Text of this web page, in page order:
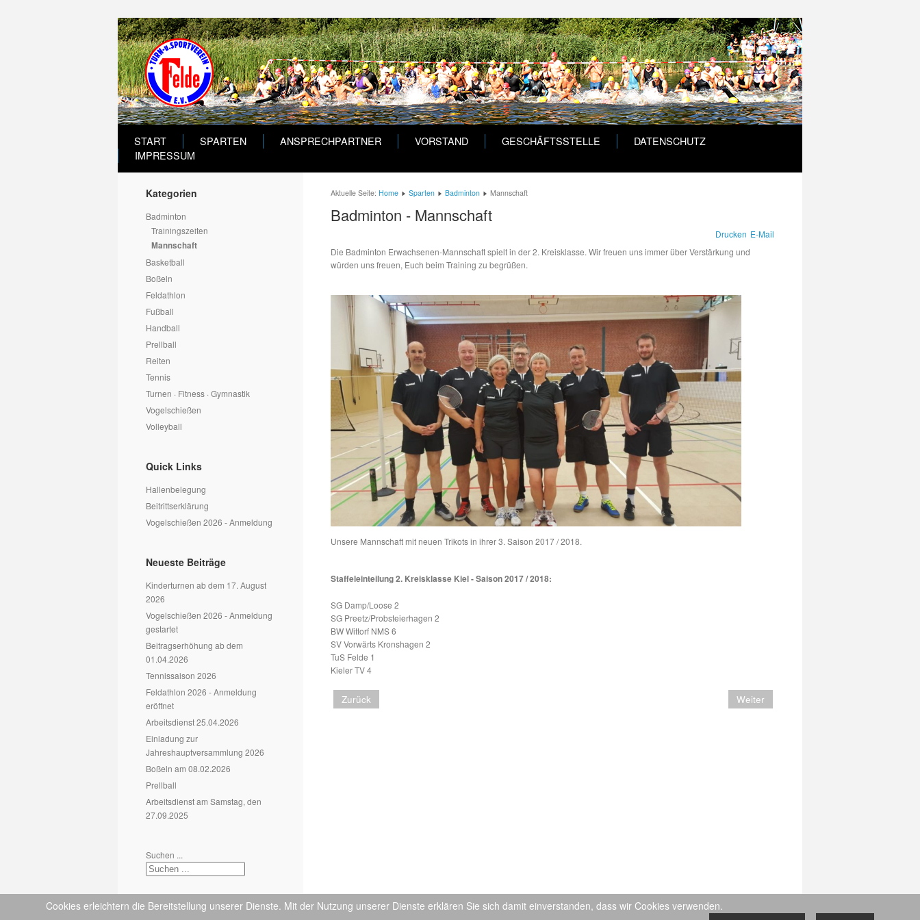
START SPARTEN ANSPRECHPARTNER VORSTAND GESCHÄFTSSTELLE
DATENSCHUTZ
IMPRESSUM
Kategorien
Badminton
Trainingszeiten
Mannschaft
Basketball
Boßeln
Feldathlon
Fußball
Handball
Prellball
Reiten
Tennis
Turnen · Fitness · Gymnastik
Vogelschießen
Volleyball
Quick Links
Hallenbelegung
Beitrittserklärung
Vogelschießen 2026 - Anmeldung
Neueste Beiträge
Kinderturnen ab dem 17. August
2026
Vogelschießen 2026 - Anmeldung
gestartet
Beitragserhöhung ab dem
01.04.2026
Tennissaison 2026
Feldathlon 2026 - Anmeldung
eröffnet
Arbeitsdienst 25.04.2026
Einladung zur
Jahreshauptversammlung 2026
Boßeln am 08.02.2026
Prellball
Arbeitsdienst am Samstag, den
27.09.2025
Suchen ...
Aktuelle Seite: Home Sparten Badminton Mannschaft
Badminton - Mannschaft
Drucken E-Mail
Die Badminton Erwachsenen-Mannschaft spielt in der 2. Kreisklasse. Wir freuen uns immer über Verstärkung und
würden uns freuen, Euch beim Training zu begrüßen.
Unsere Mannschaft mit neuen Trikots in ihrer 3. Saison 2017 / 2018.
Staffeleinteilung 2. Kreisklasse Kiel - Saison 2017 / 2018:
SG Damp/Loose 2
SG Preetz/Probsteierhagen 2
BW Wittorf NMS 6
SV Vorwärts Kronshagen 2
TuS Felde 1
Kieler TV 4
Zurück Weiter
©2026 TuS Felde |Joomla Templates by Hurricane Media
Cookies erleichtern die Bereitstellung unserer Dienste. Mit der Nutzung unserer Dienste erklären Sie sich damit einverstanden, dass wir Cookies verwenden.